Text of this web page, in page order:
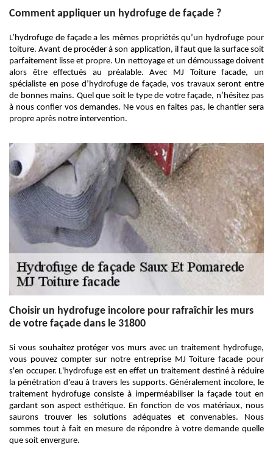
Comment appliquer un hydrofuge de façade ?
L’hydrofuge de façade a les mêmes propriétés qu’un hydrofuge pour
toiture. Avant de procéder à son application, il faut que la surface soit
parfaitement lisse et propre. Un nettoyage et un démoussage doivent
alors être effectués au préalable. Avec MJ Toiture facade, un
spécialiste en pose d’hydrofuge de façade, vos travaux seront entre
de bonnes mains. Quel que soit le type de votre façade, n’hésitez pas
à nous confier vos demandes. Ne vous en faites pas, le chantier sera
propre après notre intervention.
Choisir un hydrofuge incolore pour rafraîchir les murs
de votre façade dans le 31800
Si vous souhaitez protéger vos murs avec un traitement hydrofuge,
vous pouvez compter sur notre entreprise MJ Toiture facade pour
s'en occuper. L'hydrofuge est en effet un traitement destiné à réduire
la pénétration d'eau à travers les supports. Généralement incolore, le
traitement hydrofuge consiste à imperméabiliser la façade tout en
gardant son aspect esthétique. En fonction de vos matériaux, nous
saurons trouver les solutions adéquates et convenables. Nous
sommes tout à fait en mesure de répondre à votre demande quelle
que soit envergure.